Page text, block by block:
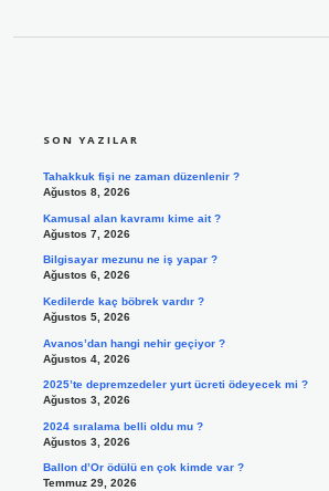
SON YAZILAR
Tahakkuk fişi ne zaman düzenlenir ?
Ağustos 8, 2026
Kamusal alan kavramı kime ait ?
Ağustos 7, 2026
Bilgisayar mezunu ne iş yapar ?
Ağustos 6, 2026
Kedilerde kaç böbrek vardır ?
Ağustos 5, 2026
Avanos’dan hangi nehir geçiyor ?
Ağustos 4, 2026
2025’te depremzedeler yurt ücreti ödeyecek mi ?
Ağustos 3, 2026
2024 sıralama belli oldu mu ?
Ağustos 3, 2026
Ballon d’Or ödülü en çok kimde var ?
Temmuz 29, 2026